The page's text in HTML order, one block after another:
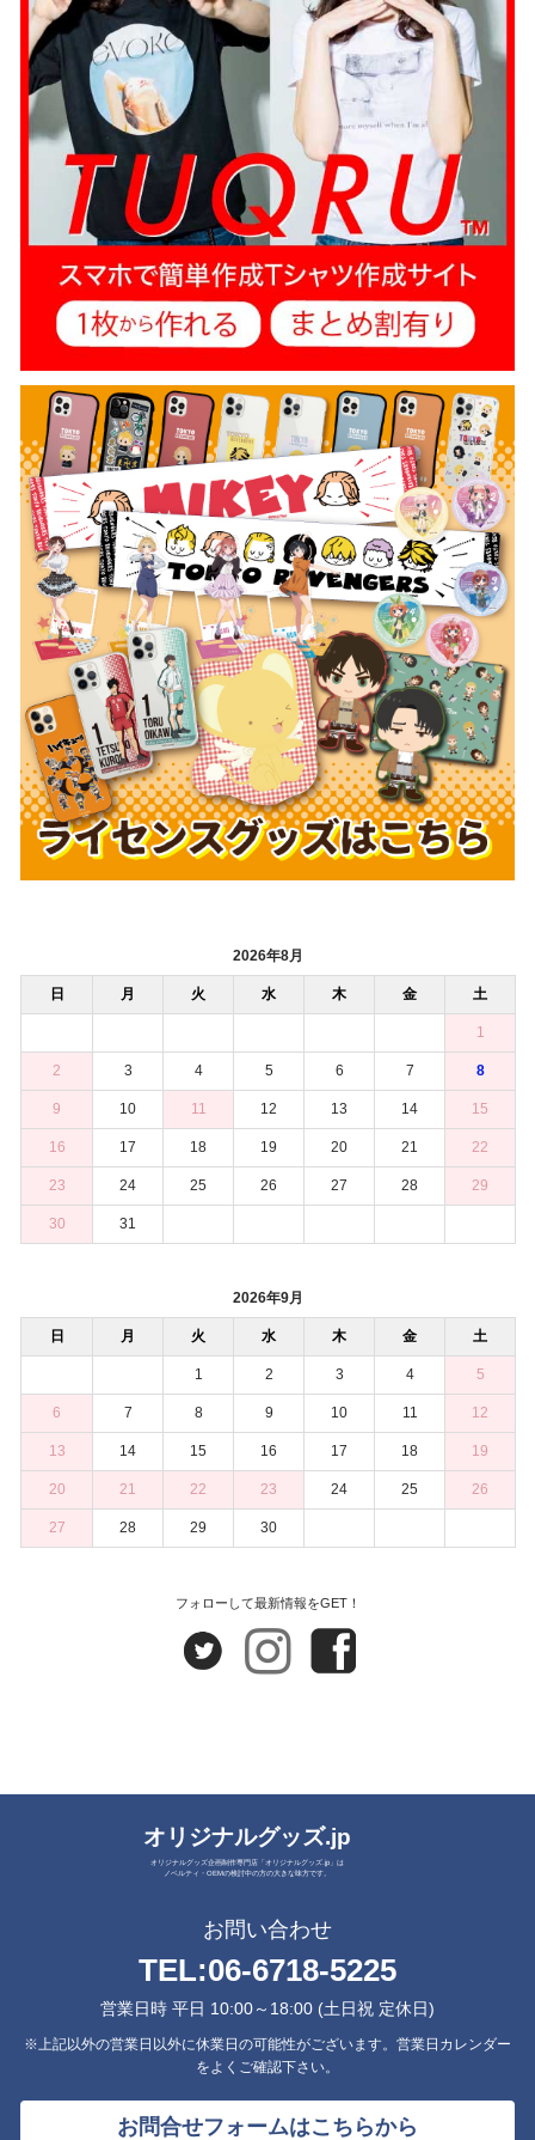
2026年8月
日 月 火 水 木 金 土
1
2 3 4 5 6 7 8
9 10 11 12 13 14 15
16 17 18 19 20 21 22
23 24 25 26 27 28 29
30 31
2026年9月
日 月 火 水 木 金 土
1 2 3 4 5
6 7 8 9 10 11 12
13 14 15 16 17 18 19
20 21 22 23 24 25 26
27 28 29 30
フォローして最新情報をGET！
オリジナルグッズ.jp
オリジナルグッズ企画制作専門店「オリジナルグッズ.jp」は
ノベルティ・OEMの検討中の方の大きな味方です。
お問い合わせ
TEL:06-6718-5225
営業日時 平日 10:00～18:00 (土日祝 定休日)
※上記以外の営業日以外に休業日の可能性がございます。営業日カレンダー
をよくご確認下さい。
お問合せフォームはこちらから